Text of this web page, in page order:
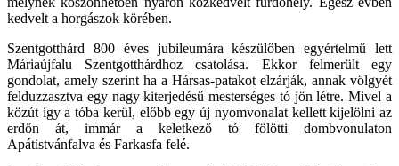
kedvelt a horgászok körében.
Szentgotthárd 800 éves jubileumára készülőben egyértelmű lett
Máriaújfalu Szentgotthárdhoz csatolása. Ekkor felmerült egy
gondolat, amely szerint ha a Hársas-patakot elzárják, annak völgyét
felduzzasztva egy nagy kiterjedésű mesterséges tó jön létre. Mivel a
közút így a tóba kerül, előbb egy új nyomvonalat kellett kijelölni az
erdőn át, immár a keletkező tó fölötti dombvonulaton
Apátistvánfalva és Farkasfa felé.